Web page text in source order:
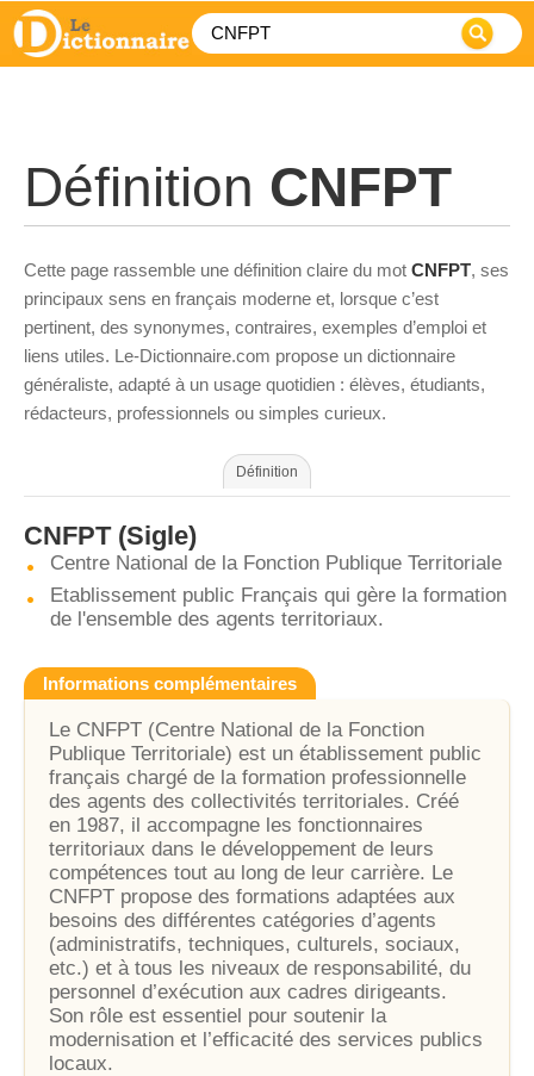
Définition CNFPT
Cette page rassemble une définition claire du mot CNFPT, ses
principaux sens en français moderne et, lorsque c’est
pertinent, des synonymes, contraires, exemples d’emploi et
liens utiles. Le-Dictionnaire.com propose un dictionnaire
généraliste, adapté à un usage quotidien : élèves, étudiants,
rédacteurs, professionnels ou simples curieux.
Définition
CNFPT(Sigle)
Centre National de la Fonction Publique Territoriale
Etablissement public Français qui gère la formation
de l'ensemble des agents territoriaux.
Informations complémentaires
Le CNFPT (Centre National de la Fonction
Publique Territoriale) est un établissement public
français chargé de la formation professionnelle
des agents des collectivités territoriales. Créé
en 1987, il accompagne les fonctionnaires
territoriaux dans le développement de leurs
compétences tout au long de leur carrière. Le
CNFPT propose des formations adaptées aux
besoins des différentes catégories d’agents
(administratifs, techniques, culturels, sociaux,
etc.) et à tous les niveaux de responsabilité, du
personnel d’exécution aux cadres dirigeants.
Son rôle est essentiel pour soutenir la
modernisation et l’efficacité des services publics
locaux.